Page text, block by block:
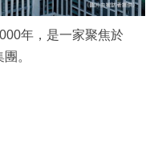
年，是一家聚焦於
。